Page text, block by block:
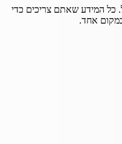
כל המידע שאתם צריכים כדי
אחד.